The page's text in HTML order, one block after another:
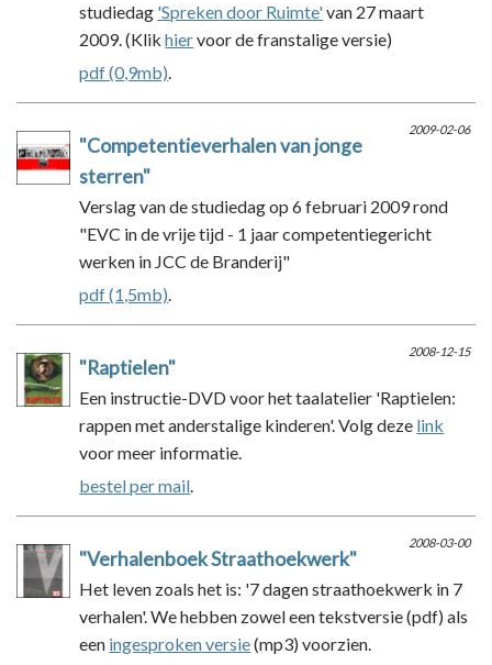
studiedag 'Spreken door Ruimte'van 27 maart
2009. (Klikhiervoor de franstalige versie)
pdf (0,9mb).
2009-02-06
"Competentieverhalen van jonge
sterren"
Verslag van de studiedag op 6 februari 2009 rond
"EVC in de vrije tijd - 1 jaar competentiegericht
werken in JCC de Branderij"
pdf (1,5mb).
2008-12-15
"Raptielen"
Een instructie-DVD voor het taalatelier 'Raptielen:
rappen met anderstalige kinderen'. Volg deze link
voor meer informatie.
bestel per mail.
2008-03-00
"Verhalenboek Straathoekwerk"
Het leven zoals het is: '7 dagen straathoekwerk in 7
verhalen'. We hebben zowel een tekstversie (pdf) als
een ingesproken versie(mp3) voorzien.